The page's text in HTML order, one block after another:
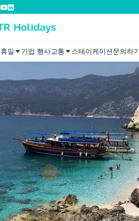
휴일 기업 행사교통 스테이케이션문의하